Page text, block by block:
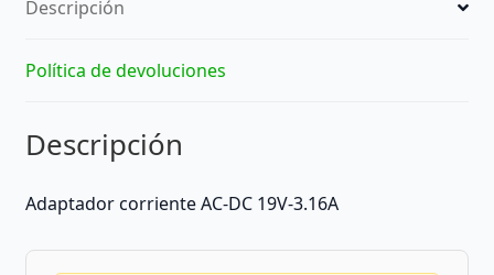
Descripción
Política de devoluciones
Descripción
Adaptador corriente AC-DC 19V-3.16A